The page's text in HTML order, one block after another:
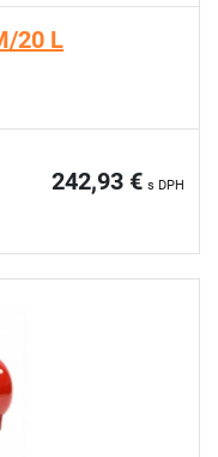
20 L
242,93 € s DPH